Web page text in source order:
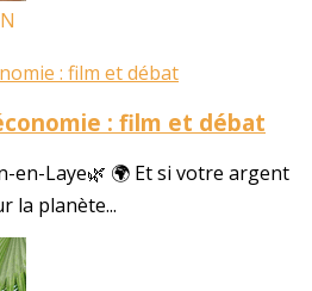
: film et débat
en-Laye🌿 🌍 Et si votre argent
la planète...